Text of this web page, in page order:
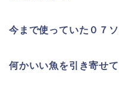
今まで使っていた０７
何かいい魚を引き寄せ